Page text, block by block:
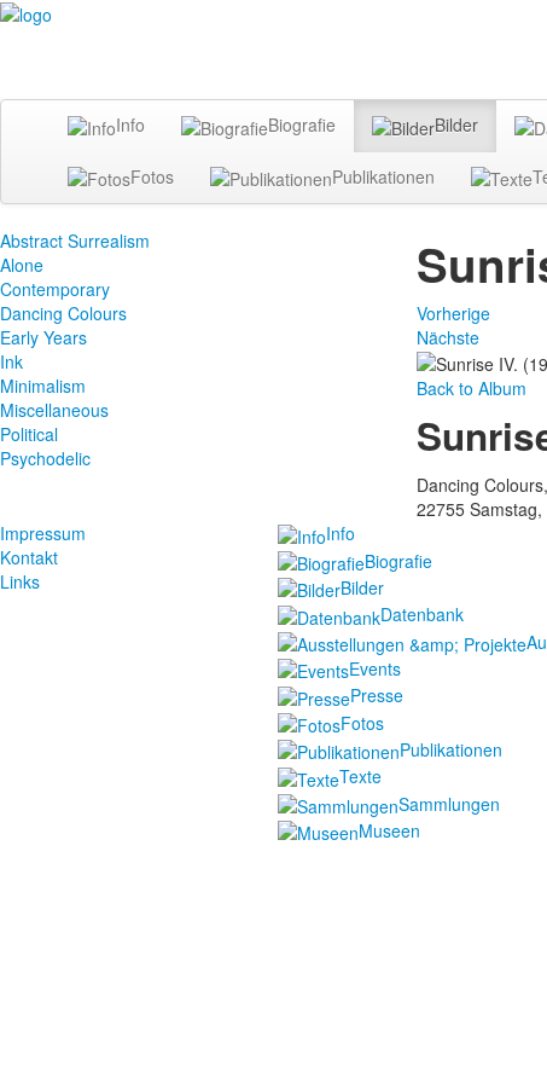
Info Biografie Bilder
Fotos Publikationen
Abstract Surrealism
Alone
Contemporary
Dancing Colours
Early Years
Ink
Minimalism
Miscellaneous
Political
Psychodelic
Vorherige
Nächste
Back to Album
Dancing
22755
Impressum
Kontakt
Links
Info
Biografie
Bilder
Datenbank
Events
Presse
Fotos
Publikationen
Texte
Sammlungen
Museen